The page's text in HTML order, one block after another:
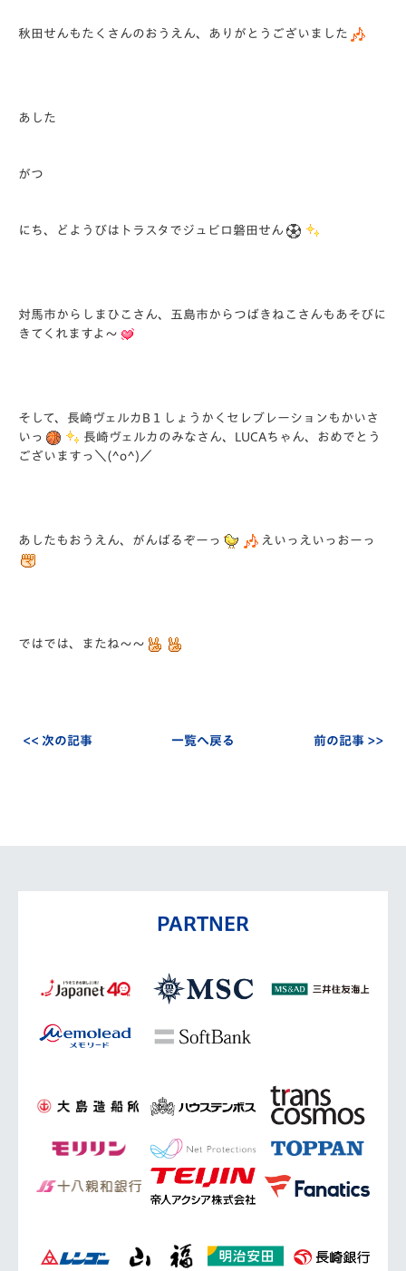
秋田せんもたくさんのおうえん、ありがとうございました
あした
がつ
にち、どようびはトラスタでジュビロ磐田せん
対馬市からしまひこさん、五島市からつばきねこさんもあそびに
きてくれますよ～
そして、長崎ヴェルカB１しょうかくセレブレーションもかいさ
いっ
長崎ヴェルカのみなさん、LUCAちゃん、おめでとう
ございますっ＼(^o^)／
あしたもおうえん、がんばるぞーっ えいっえいっおーっ
ではでは、またね～～
<< 次の記事 一覧へ戻る 前の記事 >>
PARTNER